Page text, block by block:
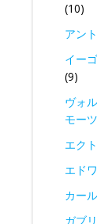
(10)
アン
イー
(9)
ヴォ
モー
エク
エド
カー
ガブ